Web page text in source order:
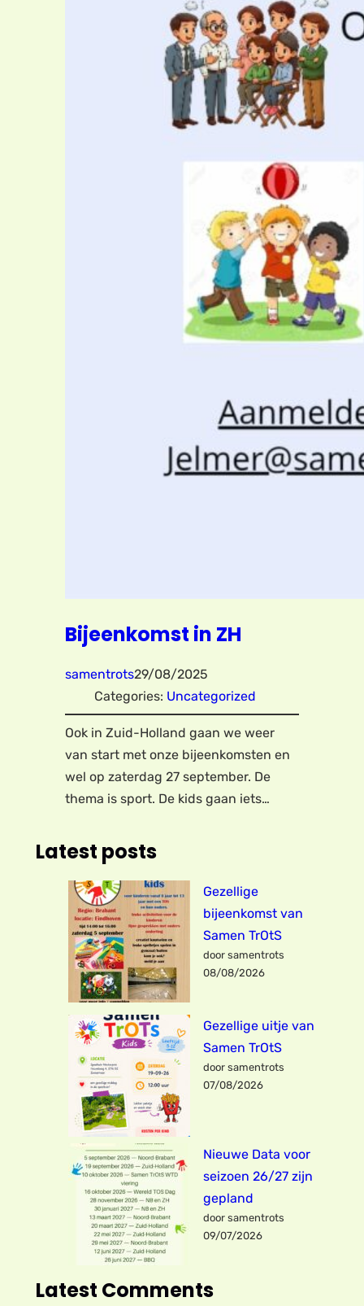
Bijeenkomst in ZH
samentrots29/08/2025
Categories: Uncategorized
Ook in Zuid-Holland gaan we weer
van start met onze bijeenkomsten en
wel op zaterdag 27 september. De
thema is sport. De kids gaan iets…
Latest posts
Gezellige
bijeenkomst van
Samen TrOtS
door samentrots
08/08/2026
Gezellige uitje van
Samen TrOtS
door samentrots
07/08/2026
Nieuwe Data voor
seizoen 26/27 zijn
gepland
door samentrots
09/07/2026
Latest Comments